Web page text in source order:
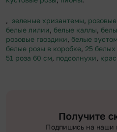
, зеленые хризантемы,
белые лилии, белые каллы,
розовые гвоздики, белые
белые розы в коробке, 25
51 роза 60 см, подсолнухи,
Получите
Подпишись на наши